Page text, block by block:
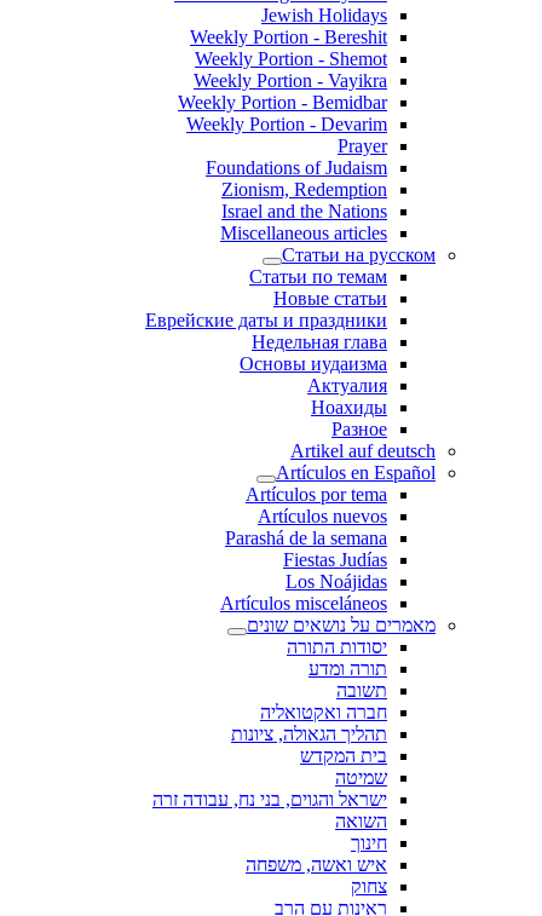
Jewish Holidays
Weekly Portion - Bereshit
Weekly Portion - Shemot
Weekly Portion - Vayikra
Weekly Portion - Bemidbar
Weekly Portion - Devarim
Prayer
Foundations of Judaism
Zionism, Redemption
Israel and the Nations
Miscellaneous articles
Статьи на русском
Статьи по темам
Новые статьи
Еврейские даты и праздники
Недельная глава
Основы иудаизма
Актуалия
Ноахиды
Разное
Artikel auf deutsch
Artículos en Español
Artículos por tema
Artículos nuevos
Parashá de la semana
Fiestas Judías
Los Noájidas
Artículos misceláneos
מאמרים על נושאים שונים
יסודות התורה
תורה ומדע
תשובה
חברה ואקטואליה
תהליך הגאולה, ציונות
בית המקדש
שמיטה
ישראל והגוים, בני נח, עבודה זרה
השואה
חינוך
איש ואשה, משפחה
צחוק
ראינות עם הרב